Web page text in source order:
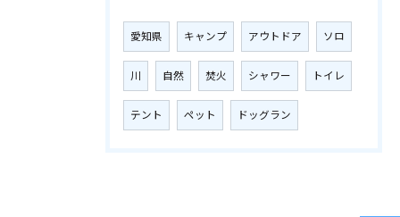
愛知県 キャンプ アウトドア ソロ
川 自然 焚火 シャワー トイレ
テント ペット ドッグラン